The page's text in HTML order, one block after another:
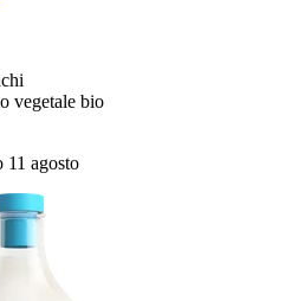
vegetale bio
11 agosto